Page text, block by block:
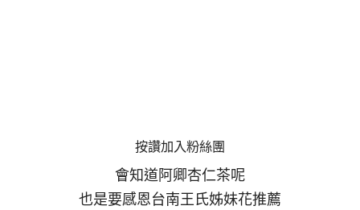
按讚加入粉絲團
會知道阿卿杏仁茶呢
也是要感恩台南王氏姊妹花推薦